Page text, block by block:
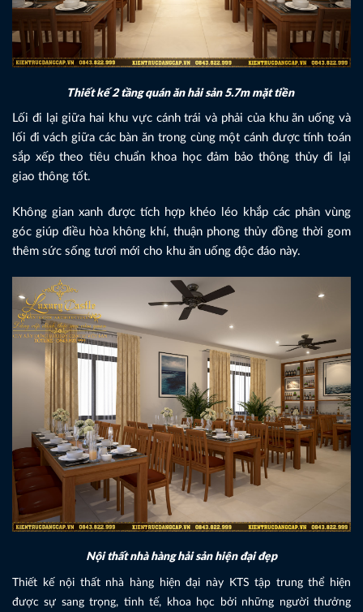
Thiết kế 2 tầng quán ăn hải sản 5.7m mặt tiền
Lối đi lại giữa hai khu vực cánh trái và phải của khu ăn uống và
lối đi vách giữa các bàn ăn trong cùng một cánh được tính toán
sắp xếp theo tiêu chuẩn khoa học đảm bảo thông thủy đi lại
giao thông tốt.
Không gian xanh được tích hợp khéo léo khắp các phân vùng
góc giúp điều hòa không khí, thuận phong thủy đồng thời gom
thêm sức sống tươi mới cho khu ăn uống độc đáo này.
Nội thất nhà hàng hải sản hiện đại đẹp
Thiết kế nội thất nhà hàng hiện đại này KTS tập trung thể hiện
được sự sang trọng, tinh tế, khoa học bởi những người thưởng